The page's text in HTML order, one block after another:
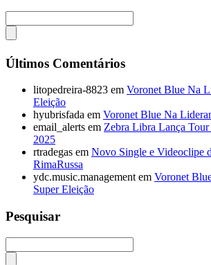
Últimos Comentários
litopedreira-8823 em Voronet Blue Na
Eleição
hyubrisfada em Voronet Blue Na
email_alerts em Zebra Libra Lança
2025
rtradegas em Novo Single e Videoclipe
RimaRussa
ydc.music.management em Voronet
Super Eleição
Pesquisar